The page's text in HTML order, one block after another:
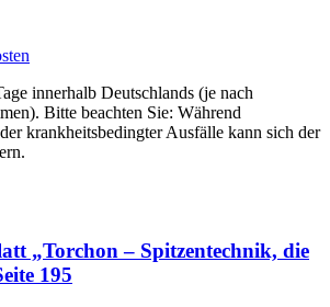
innerhalb Deutschlands (je nach
Bitte beachten Sie: Während
krankheitsbedingter Ausfälle kann sich der
„Torchon – Spitzentechnik, die
195